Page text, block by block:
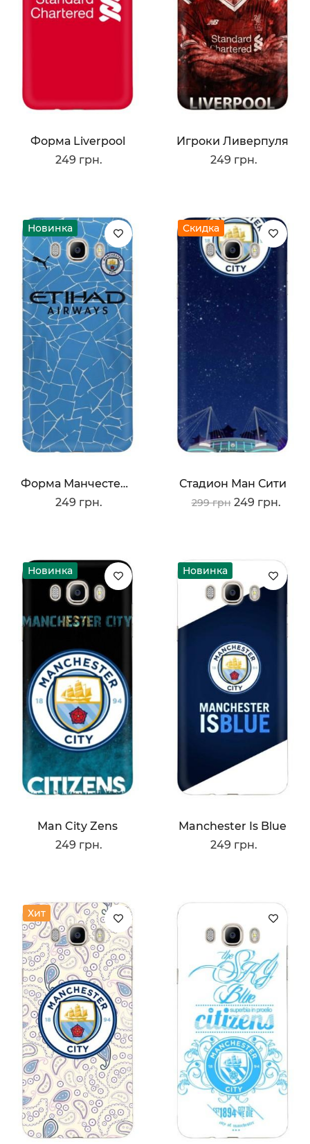
Форма Liverpool
249 грн.
Игроки Ливерпуля
249 грн.
Новинка
Форма Манчестер Сити
249 грн.
Скидка
Стадион Ман Сити
299 грн 249 грн.
Новинка
Man City Zens
249 грн.
Новинка
Manchester Is Blue
249 грн.
Хит